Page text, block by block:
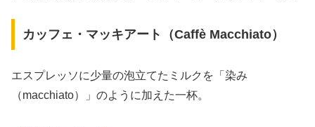
カッフェ・マッキアート（Caffè Macchiato）
エスプレッソに少量の泡立てたミルクを「染み
（macchiato）」のように加えた一杯。